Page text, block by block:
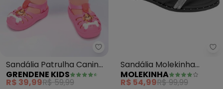
Grendene Kids - Sandália
Sandália Patrulha Canina
(Rosa)
GRENDENE KIDS
R$ 39,99R$ 59,99
Sandália Molekinha
(Preta) com Strass
MOLEKINHA
R$ 54,99R$ 99,99